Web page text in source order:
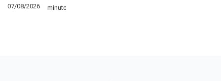
07/08/2026
minutos